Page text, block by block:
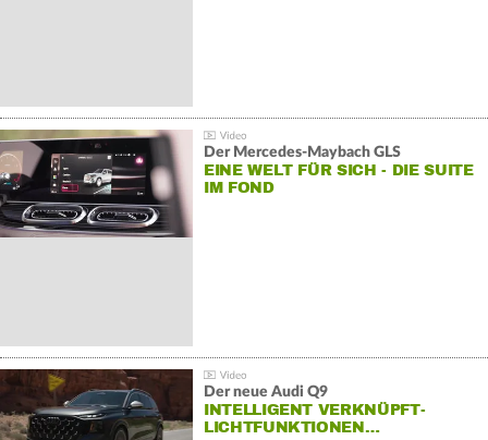
Der Mercedes‑Maybach GLS
EINE WELT FÜR SICH - DIE SUITE
IM FOND
Der neue Audi Q9
INTELLIGENT VERKNÜPFT-
LICHTFUNKTIONEN…